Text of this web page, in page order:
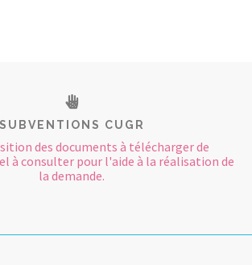
SUBVENTIONS CUGR
des documents à télécharger de
à consulter pour l'aide à la réalisation de
la demande.